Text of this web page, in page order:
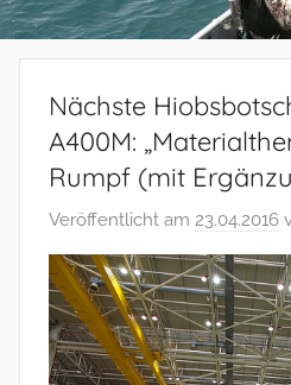
Nächste
A400M:
Rumpf (mit
Veröffentlicht am 23.04.2016